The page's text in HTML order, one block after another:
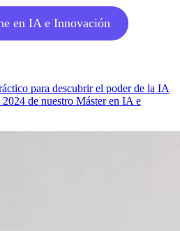
en IA e Innovación
para descubrir el poder de la IA
de nuestro Máster en IA e